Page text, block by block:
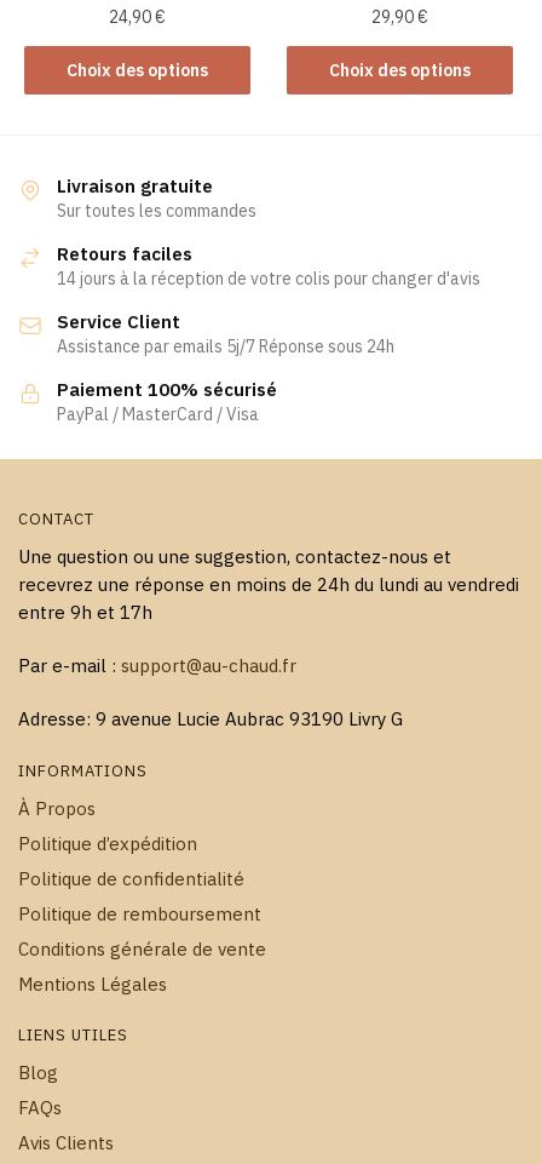
du
produit
du
produit
24,90€
Choix des options
Ce
produit
variations.
Les
peuvent
choisies
sur
la
page
29,90€
Choix des options
Ce
produit
peuvent
être
Livraison gratuite
Sur toutes les commandes
Retours faciles
14 jours à la réception de votre colis pour changer d'avis
Service Client
Assistance par emails 5j/7 Réponse sous 24h
Paiement 100% sécurisé
PayPal / MasterCard / Visa
CONTACT
Une question ou une suggestion, contactez-nous et
recevrez une réponse en moins de 24h du lundi au vendredi
entre 9h et 17h
Par e-mail : support@au-chaud.fr
Adresse: 9 avenue Lucie Aubrac 93190 Livry G
INFORMATIONS
À Propos
Politique d’expédition
Politique de confidentialité
Politique de remboursement
Conditions générale de vente
Mentions Légales
LIENS UTILES
Blog
FAQs
Avis Clients